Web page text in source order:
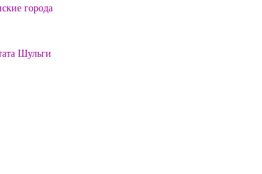
города
Шульги